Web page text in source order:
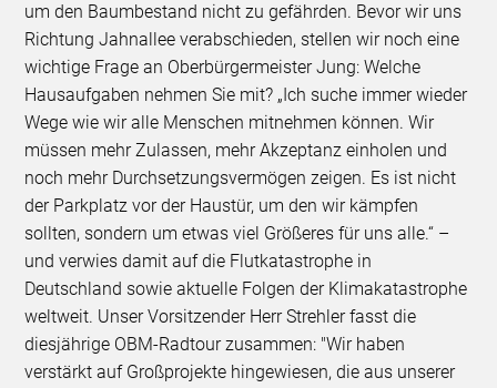
um den Baumbestand nicht zu gefährden. Bevor wir uns
Richtung Jahnallee verabschieden, stellen wir noch eine
wichtige Frage an Oberbürgermeister Jung: Welche
Hausaufgaben nehmen Sie mit? „Ich suche immer wieder
Wege wie wir alle Menschen mitnehmen können. Wir
müssen mehr Zulassen, mehr Akzeptanz einholen und
noch mehr Durchsetzungsvermögen zeigen. Es ist nicht
der Parkplatz vor der Haustür, um den wir kämpfen
sollten, sondern um etwas viel Größeres für uns alle.“ –
und verwies damit auf die Flutkatastrophe in
Deutschland sowie aktuelle Folgen der Klimakatastrophe
weltweit. Unser Vorsitzender Herr Strehler fasst die
diesjährige OBM-Radtour zusammen: "Wir haben
verstärkt auf Großprojekte hingewiesen, die aus unserer